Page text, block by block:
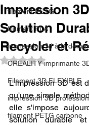
filament PETG
filament PLA
impression 3d à la
CREALITY imprimante
Filament 3D FLEXIBLE
impression 3D
filament PETG carbone
Impression
Solution
Recycler et
Noté NaN étoiles sur
L'impression 3D est
qu'une simple
elle s'impose
solution durable